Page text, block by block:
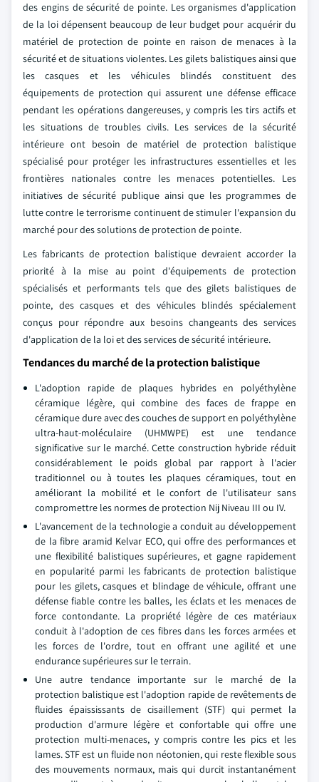
des engins de sécurité de pointe. Les organismes d'application
de la loi dépensent beaucoup de leur budget pour acquérir du
matériel de protection de pointe en raison de menaces à la
sécurité et de situations violentes. Les gilets balistiques ainsi que
les casques et les véhicules blindés constituent des
équipements de protection qui assurent une défense efficace
pendant les opérations dangereuses, y compris les tirs actifs et
les situations de troubles civils. Les services de la sécurité
intérieure ont besoin de matériel de protection balistique
spécialisé pour protéger les infrastructures essentielles et les
frontières nationales contre les menaces potentielles. Les
initiatives de sécurité publique ainsi que les programmes de
lutte contre le terrorisme continuent de stimuler l'expansion du
marché pour des solutions de protection de pointe.
Les fabricants de protection balistique devraient accorder la
priorité à la mise au point d'équipements de protection
spécialisés et performants tels que des gilets balistiques de
pointe, des casques et des véhicules blindés spécialement
conçus pour répondre aux besoins changeants des services
d'application de la loi et des services de sécurité intérieure.
Tendances du marché de la protection balistique
L'adoption rapide de plaques hybrides en polyéthylène
céramique légère, qui combine des faces de frappe en
céramique dure avec des couches de support en polyéthylène
ultra-haut-moléculaire (UHMWPE) est une tendance
significative sur le marché. Cette construction hybride réduit
considérablement le poids global par rapport à l'acier
traditionnel ou à toutes les plaques céramiques, tout en
améliorant la mobilité et le confort de l'utilisateur sans
compromettre les normes de protection Nij Niveau III ou IV.
L'avancement de la technologie a conduit au développement
de la fibre aramid Kelvar ECO, qui offre des performances et
une flexibilité balistiques supérieures, et gagne rapidement
en popularité parmi les fabricants de protection balistique
pour les gilets, casques et blindage de véhicule, offrant une
défense fiable contre les balles, les éclats et les menaces de
force contondante. La propriété légère de ces matériaux
conduit à l'adoption de ces fibres dans les forces armées et
les forces de l'ordre, tout en offrant une agilité et une
endurance supérieures sur le terrain.
Une autre tendance importante sur le marché de la
protection balistique est l'adoption rapide de revêtements de
fluides épaississants de cisaillement (STF) qui permet la
production d'armure légère et confortable qui offre une
protection multi-menaces, y compris contre les pics et les
lames. STF est un fluide non néotonien, qui reste flexible sous
des mouvements normaux, mais qui durcit instantanément